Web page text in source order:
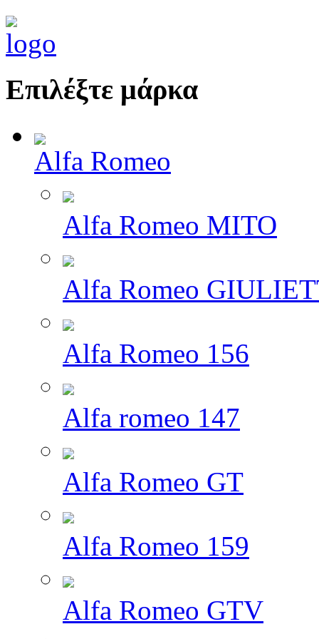
Επιλέξτε μάρκα
Alfa Romeo
Alfa Romeo MITO
Alfa Romeo
Alfa Romeo 156
Alfa romeo 147
Alfa Romeo GT
Alfa Romeo 159
Alfa Romeo GTV